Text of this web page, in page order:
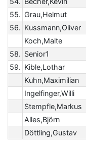
55. Grau,Helmut
56. Kussmann,Oliver
Koch,Malte
58. Senior1
59. Kible,Lothar
Kuhn,Maximilian
Ingelfinger,Willi
Stempfle,Markus
Alles,Björn
Döttling,Gustav